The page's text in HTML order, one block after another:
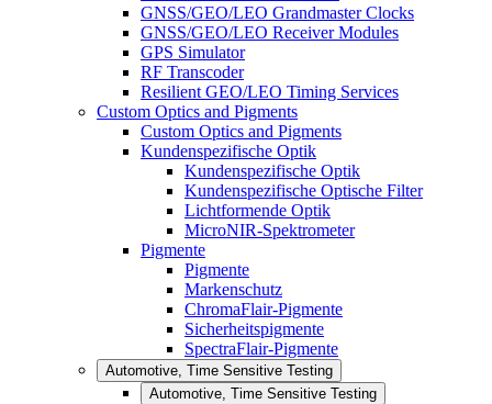
GNSS/GEO/LEO Grandmaster Clocks
GNSS/GEO/LEO Receiver Modules
GPS Simulator
RF Transcoder
Resilient GEO/LEO Timing Services
Custom Optics and Pigments
Custom Optics and Pigments
Kundenspezifische Optik
Kundenspezifische Optik
Kundenspezifische Optische Filter
Lichtformende Optik
MicroNIR-Spektrometer
Pigmente
Pigmente
Markenschutz
ChromaFlair-Pigmente
Sicherheitspigmente
SpectraFlair-Pigmente
Automotive, Time Sensitive Testing
Automotive, Time Sensitive Testing